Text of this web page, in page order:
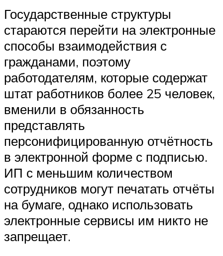
Государственные структуры
стараются перейти на электронные
способы взаимодействия с
гражданами, поэтому
работодателям, которые содержат
штат работников более 25 человек,
вменили в обязанность
представлять
персонифицированную отчётность
в электронной форме с подписью.
ИП с меньшим количеством
сотрудников могут печатать отчёты
на бумаге, однако использовать
электронные сервисы им никто не
запрещает.